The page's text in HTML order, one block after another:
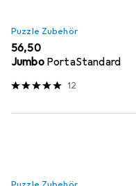
Puzzle Zubehör
EUR
56,50
Jumbo PortaStandard
12